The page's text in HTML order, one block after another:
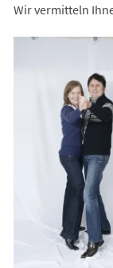
Wir vermitteln